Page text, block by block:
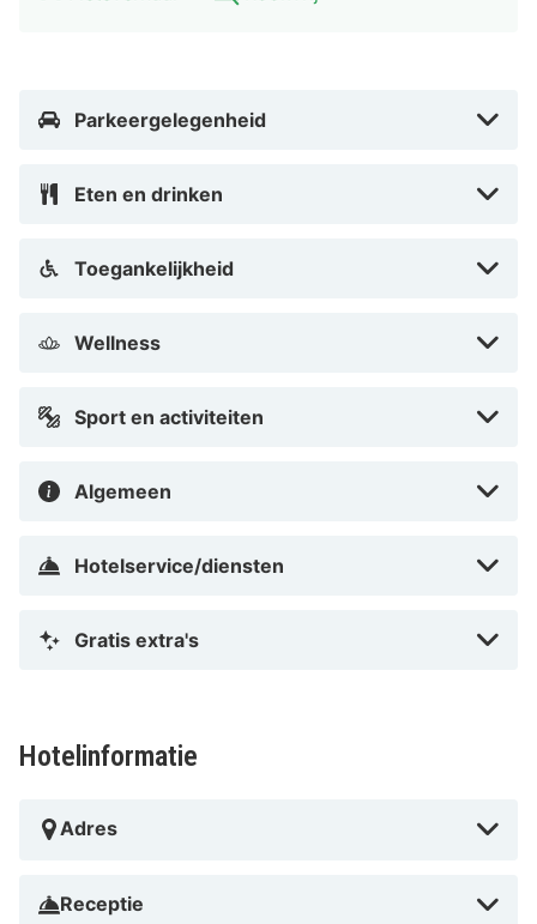
de historische wijk van de stad naar
bezienswaardigheden, cafés, winkelstraten,
Als u nog een paar minuten door de pittoreske
badstranden.
Parkeergelegenheid
Eten en drinken
Toegankelijkheid
Wellness
Sport en activiteiten
Algemeen
Hotelservice/diensten
Gratis extra's
Hotelinformatie
Adres
Receptie